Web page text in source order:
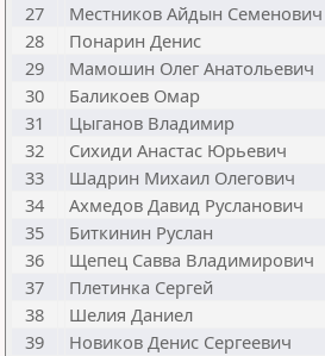
27
Местников Айдын Семенович
28
Понарин Денис
29
Мамошин Олег Анатольевич
30
Баликоев Омар
31
Цыганов Владимир
32
Сихиди Анастас Юрьевич
33
Шадрин Михаил Олегович
34
Ахмедов Давид Русланович
35
Биткинин Руслан
36
Щепец Савва Владимирович
37
Плетинка Сергей
38
Шелия Даниел
39
Новиков Денис Сергеевич